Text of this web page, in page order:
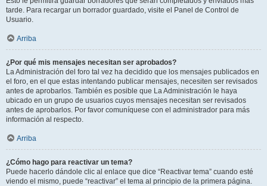
tarde. Para recargar un borrador guardado, visite el Panel de Control de
Usuario.
Arriba
¿Por qué mis mensajes necesitan ser aprobados?
La Administración del foro tal vez ha decidido que los mensajes publicados en
el foro, en el que estas intentando publicar mensajes, necesiten ser revisados
antes de aprobarlos. También es posible que La Administración le haya
ubicado en un grupo de usuarios cuyos mensajes necesitan ser revisados
antes de aprobarlos. Por favor comuníquese con el administrador para más
información al respecto.
Arriba
¿Cómo hago para reactivar un tema?
Puede hacerlo dándole clic al enlace que dice “Reactivar tema” cuando esté
viendo el mismo, puede “reactivar” el tema al principio de la primera página.